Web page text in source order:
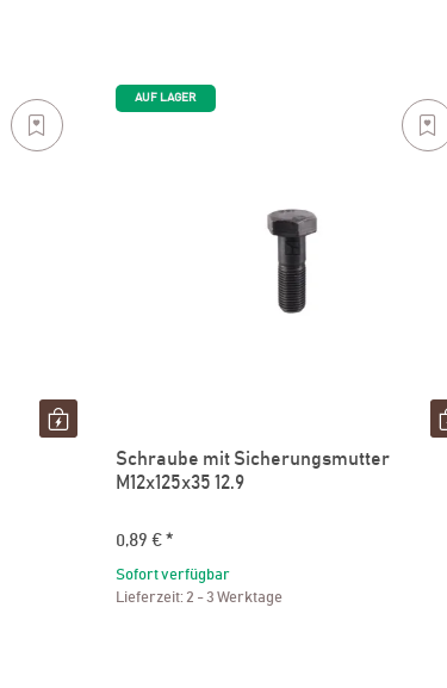
AUF LAGER
Schraube mit Sicherungsmutter
M12x125x35 12.9
0,89 € *
Sofort verfügbar
Lieferzeit: 2 - 3 Werktage